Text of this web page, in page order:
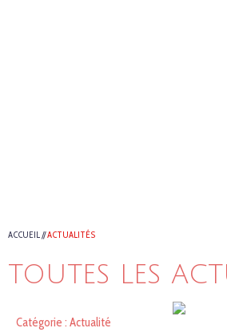
ACCUEIL//ACTUALITÉS
TOUTES LES
Catégorie : Actualité